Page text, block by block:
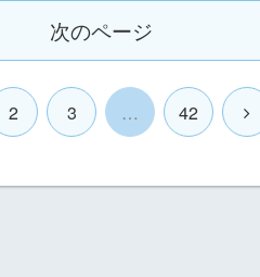
次のページ
2 3 … 42